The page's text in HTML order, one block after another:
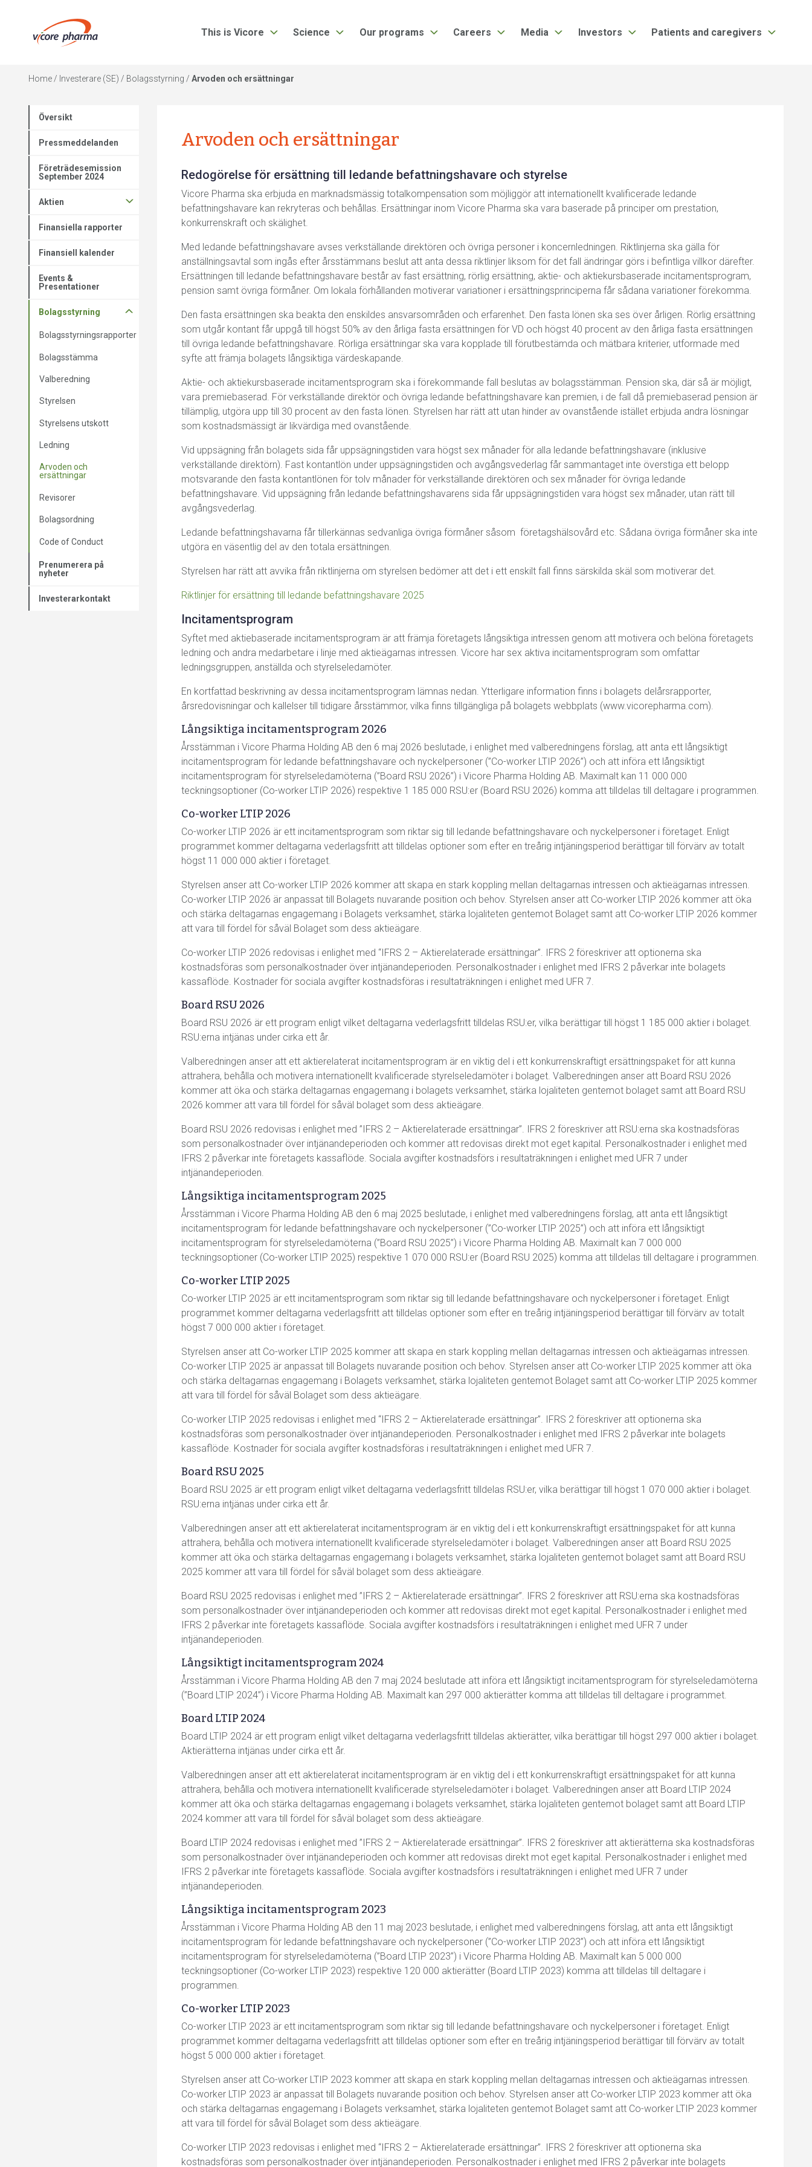
This is Vicore Science Our programs Careers Media Investors Patients and caregivers
Home / Investerare (SE) / Bolagsstyrning / Arvoden och ersättningar
Översikt
Pressmeddelanden
Företrädesemission
September 2024
Aktien
Finansiella rapporter
Finansiell kalender
Events &
Presentationer
Bolagsstyrning
Bolagsstyrningsrapporter
Bolagsstämma
Valberedning
Styrelsen
Styrelsens utskott
Ledning
Arvoden och
ersättningar
Revisorer
Bolagsordning
Code of Conduct
Prenumerera på
nyheter
Investerarkontakt
Arvoden och ersättningar
Redogörelse för ersättning till ledande befattningshavare och styrelse
Vicore Pharma ska erbjuda en marknadsmässig totalkompensation som möjliggör att internationellt kvalificerade ledande
befattningshavare kan rekryteras och behållas. Ersättningar inom Vicore Pharma ska vara baserade på principer om prestation,
konkurrenskraft och skälighet.
Med ledande befattningshavare avses verkställande direktören och övriga personer i koncernledningen. Riktlinjerna ska gälla för
anställningsavtal som ingås efter årsstämmans beslut att anta dessa riktlinjer liksom för det fall ändringar görs i befintliga villkor därefter.
Ersättningen till ledande befattningshavare består av fast ersättning, rörlig ersättning, aktie- och aktiekursbaserade incitamentsprogram,
pension samt övriga förmåner. Om lokala förhållanden motiverar variationer i ersättningsprinciperna får sådana variationer förekomma.
Den fasta ersättningen ska beakta den enskildes ansvarsområden och erfarenhet. Den fasta lönen ska ses över årligen. Rörlig ersättning
som utgår kontant får uppgå till högst 50% av den årliga fasta ersättningen för VD och högst 40 procent av den årliga fasta ersättningen
till övriga ledande befattningshavare. Rörliga ersättningar ska vara kopplade till förutbestämda och mätbara kriterier, utformade med
syfte att främja bolagets långsiktiga värdeskapande.
Aktie- och aktiekursbaserade incitamentsprogram ska i förekommande fall beslutas av bolagsstämman. Pension ska, där så är möjligt,
vara premiebaserad. För verkställande direktör och övriga ledande befattningshavare kan premien, i de fall då premiebaserad pension är
tillämplig, utgöra upp till 30 procent av den fasta lönen. Styrelsen har rätt att utan hinder av ovanstående istället erbjuda andra lösningar
som kostnadsmässigt är likvärdiga med ovanstående.
Vid uppsägning från bolagets sida får uppsägningstiden vara högst sex månader för alla ledande befattningshavare (inklusive
verkställande direktörn). Fast kontantlön under uppsägningstiden och avgångsvederlag får sammantaget inte överstiga ett belopp
motsvarande den fasta kontantlönen för tolv månader för verkställande direktören och sex månader för övriga ledande
befattningshavare. Vid uppsägning från ledande befattningshavarens sida får uppsägningstiden vara högst sex månader, utan rätt till
avgångsvederlag.
Ledande befattningshavarna får tillerkännas sedvanliga övriga förmåner såsom företagshälsovård etc. Sådana övriga förmåner ska inte
utgöra en väsentlig del av den totala ersättningen.
Styrelsen har rätt att avvika från riktlinjerna om styrelsen bedömer att det i ett enskilt fall finns särskilda skäl som motiverar det.
Riktlinjer för ersättning till ledande befattningshavare 2025
Incitamentsprogram
Syftet med aktiebaserade incitamentsprogram är att främja företagets långsiktiga intressen genom att motivera och belöna företagets
ledning och andra medarbetare i linje med aktieägarnas intressen. Vicore har sex aktiva incitamentsprogram som omfattar
ledningsgruppen, anställda och styrelseledamöter.
En kortfattad beskrivning av dessa incitamentsprogram lämnas nedan. Ytterligare information finns i bolagets delårsrapporter,
årsredovisningar och kallelser till tidigare årsstämmor, vilka finns tillgängliga på bolagets webbplats (www.vicorepharma.com).
Långsiktiga incitamentsprogram 2026
Årsstämman i Vicore Pharma Holding AB den 6 maj 2026 beslutade, i enlighet med valberedningens förslag, att anta ett långsiktigt
incitamentsprogram för ledande befattningshavare och nyckelpersoner (”Co-worker LTIP 2026”) och att införa ett långsiktigt
incitamentsprogram för styrelseledamöterna (”Board RSU 2026”) i Vicore Pharma Holding AB. Maximalt kan 11 000 000
teckningsoptioner (Co-worker LTIP 2026) respektive 1 185 000 RSU:er (Board RSU 2026) komma att tilldelas till deltagare i programmen.
Co-worker LTIP 2026
Co-worker LTIP 2026 är ett incitamentsprogram som riktar sig till ledande befattningshavare och nyckelpersoner i företaget. Enligt
programmet kommer deltagarna vederlagsfritt att tilldelas optioner som efter en treårig intjäningsperiod berättigar till förvärv av totalt
högst 11 000 000 aktier i företaget.
Styrelsen anser att Co-worker LTIP 2026 kommer att skapa en stark koppling mellan deltagarnas intressen och aktieägarnas intressen.
Co-worker LTIP 2026 är anpassat till Bolagets nuvarande position och behov. Styrelsen anser att Co-worker LTIP 2026 kommer att öka
och stärka deltagarnas engagemang i Bolagets verksamhet, stärka lojaliteten gentemot Bolaget samt att Co-worker LTIP 2026 kommer
att vara till fördel för såväl Bolaget som dess aktieägare.
Co-worker LTIP 2026 redovisas i enlighet med “IFRS 2 – Aktierelaterade ersättningar”. IFRS 2 föreskriver att optionerna ska
kostnadsföras som personalkostnader över intjänandeperioden. Personalkostnader i enlighet med IFRS 2 påverkar inte bolagets
kassaflöde. Kostnader för sociala avgifter kostnadsföras i resultaträkningen i enlighet med UFR 7.
Board RSU 2026
Board RSU 2026 är ett program enligt vilket deltagarna vederlagsfritt tilldelas RSU:er, vilka berättigar till högst 1 185 000 aktier i bolaget.
RSU:erna intjänas under cirka ett år.
Valberedningen anser att ett aktierelaterat incitamentsprogram är en viktig del i ett konkurrenskraftigt ersättningspaket för att kunna
attrahera, behålla och motivera internationellt kvalificerade styrelseledamöter i bolaget. Valberedningen anser att Board RSU 2026
kommer att öka och stärka deltagarnas engagemang i bolagets verksamhet, stärka lojaliteten gentemot bolaget samt att Board RSU
2026 kommer att vara till fördel för såväl bolaget som dess aktieägare.
Board RSU 2026 redovisas i enlighet med ”IFRS 2 – Aktierelaterade ersättningar”. IFRS 2 föreskriver att RSU:erna ska kostnadsföras
som personalkostnader över intjänandeperioden och kommer att redovisas direkt mot eget kapital. Personalkostnader i enlighet med
IFRS 2 påverkar inte företagets kassaflöde. Sociala avgifter kostnadsförs i resultaträkningen i enlighet med UFR 7 under
intjänandeperioden.
Långsiktiga incitamentsprogram 2025
Årsstämman i Vicore Pharma Holding AB den 6 maj 2025 beslutade, i enlighet med valberedningens förslag, att anta ett långsiktigt
incitamentsprogram för ledande befattningshavare och nyckelpersoner (”Co-worker LTIP 2025”) och att införa ett långsiktigt
incitamentsprogram för styrelseledamöterna (”Board RSU 2025”) i Vicore Pharma Holding AB. Maximalt kan 7 000 000
teckningsoptioner (Co-worker LTIP 2025) respektive 1 070 000 RSU:er (Board RSU 2025) komma att tilldelas till deltagare i programmen.
Co-worker LTIP 2025
Co-worker LTIP 2025 är ett incitamentsprogram som riktar sig till ledande befattningshavare och nyckelpersoner i företaget. Enligt
programmet kommer deltagarna vederlagsfritt att tilldelas optioner som efter en treårig intjäningsperiod berättigar till förvärv av totalt
högst 7 000 000 aktier i företaget.
Styrelsen anser att Co-worker LTIP 2025 kommer att skapa en stark koppling mellan deltagarnas intressen och aktieägarnas intressen.
Co-worker LTIP 2025 är anpassat till Bolagets nuvarande position och behov. Styrelsen anser att Co-worker LTIP 2025 kommer att öka
och stärka deltagarnas engagemang i Bolagets verksamhet, stärka lojaliteten gentemot Bolaget samt att Co-worker LTIP 2025 kommer
att vara till fördel för såväl Bolaget som dess aktieägare.
Co-worker LTIP 2025 redovisas i enlighet med “IFRS 2 – Aktierelaterade ersättningar”. IFRS 2 föreskriver att optionerna ska
kostnadsföras som personalkostnader över intjänandeperioden. Personalkostnader i enlighet med IFRS 2 påverkar inte bolagets
kassaflöde. Kostnader för sociala avgifter kostnadsföras i resultaträkningen i enlighet med UFR 7.
Board RSU 2025
Board RSU 2025 är ett program enligt vilket deltagarna vederlagsfritt tilldelas RSU:er, vilka berättigar till högst 1 070 000 aktier i bolaget.
RSU:erna intjänas under cirka ett år.
Valberedningen anser att ett aktierelaterat incitamentsprogram är en viktig del i ett konkurrenskraftigt ersättningspaket för att kunna
attrahera, behålla och motivera internationellt kvalificerade styrelseledamöter i bolaget. Valberedningen anser att Board RSU 2025
kommer att öka och stärka deltagarnas engagemang i bolagets verksamhet, stärka lojaliteten gentemot bolaget samt att Board RSU
2025 kommer att vara till fördel för såväl bolaget som dess aktieägare.
Board RSU 2025 redovisas i enlighet med ”IFRS 2 – Aktierelaterade ersättningar”. IFRS 2 föreskriver att RSU:erna ska kostnadsföras
som personalkostnader över intjänandeperioden och kommer att redovisas direkt mot eget kapital. Personalkostnader i enlighet med
IFRS 2 påverkar inte företagets kassaflöde. Sociala avgifter kostnadsförs i resultaträkningen i enlighet med UFR 7 under
intjänandeperioden.
Långsiktigt incitamentsprogram 2024
Årsstämman i Vicore Pharma Holding AB den 7 maj 2024 beslutade att införa ett långsiktigt incitamentsprogram för styrelseledamöterna
(”Board LTIP 2024”) i Vicore Pharma Holding AB. Maximalt kan 297 000 aktierätter komma att tilldelas till deltagare i programmet.
Board LTIP 2024
Board LTIP 2024 är ett program enligt vilket deltagarna vederlagsfritt tilldelas aktierätter, vilka berättigar till högst 297 000 aktier i bolaget.
Aktierätterna intjänas under cirka ett år.
Valberedningen anser att ett aktierelaterat incitamentsprogram är en viktig del i ett konkurrenskraftigt ersättningspaket för att kunna
attrahera, behålla och motivera internationellt kvalificerade styrelseledamöter i bolaget. Valberedningen anser att Board LTIP 2024
kommer att öka och stärka deltagarnas engagemang i bolagets verksamhet, stärka lojaliteten gentemot bolaget samt att Board LTIP
2024 kommer att vara till fördel för såväl bolaget som dess aktieägare.
Board LTIP 2024 redovisas i enlighet med ”IFRS 2 – Aktierelaterade ersättningar”. IFRS 2 föreskriver att aktierätterna ska kostnadsföras
som personalkostnader över intjänandeperioden och kommer att redovisas direkt mot eget kapital. Personalkostnader i enlighet med
IFRS 2 påverkar inte företagets kassaflöde. Sociala avgifter kostnadsförs i resultaträkningen i enlighet med UFR 7 under
intjänandeperioden.
Långsiktiga incitamentsprogram 2023
Årsstämman i Vicore Pharma Holding AB den 11 maj 2023 beslutade, i enlighet med valberedningens förslag, att anta ett långsiktigt
incitamentsprogram för ledande befattningshavare och nyckelpersoner (”Co-worker LTIP 2023”) och att införa ett långsiktigt
incitamentsprogram för styrelseledamöterna (”Board LTIP 2023”) i Vicore Pharma Holding AB. Maximalt kan 5 000 000
teckningsoptioner (Co-worker LTIP 2023) respektive 120 000 aktierätter (Board LTIP 2023) komma att tilldelas till deltagare i
programmen.
Co-worker LTIP 2023
Co-worker LTIP 2023 är ett incitamentsprogram som riktar sig till ledande befattningshavare och nyckelpersoner i företaget. Enligt
programmet kommer deltagarna vederlagsfritt att tilldelas optioner som efter en treårig intjäningsperiod berättigar till förvärv av totalt
högst 5 000 000 aktier i företaget.
Styrelsen anser att Co-worker LTIP 2023 kommer att skapa en stark koppling mellan deltagarnas intressen och aktieägarnas intressen.
Co-worker LTIP 2023 är anpassat till Bolagets nuvarande position och behov. Styrelsen anser att Co-worker LTIP 2023 kommer att öka
och stärka deltagarnas engagemang i Bolagets verksamhet, stärka lojaliteten gentemot Bolaget samt att Co-worker LTIP 2023 kommer
att vara till fördel för såväl Bolaget som dess aktieägare.
Co-worker LTIP 2023 redovisas i enlighet med “IFRS 2 – Aktierelaterade ersättningar”. IFRS 2 föreskriver att optionerna ska
kostnadsföras som personalkostnader över intjänandeperioden. Personalkostnader i enlighet med IFRS 2 påverkar inte bolagets